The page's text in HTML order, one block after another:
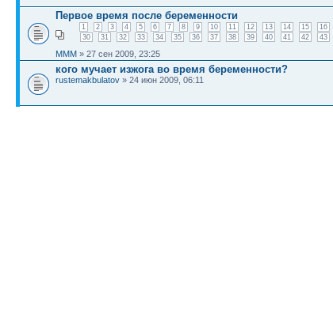
Первое время после беременности
1 2 3 4 5 6 7 8 9 10 11 12 13 14 15 16
30
31 32 33 34 35 36 37 38 39 40 41 42 43
MMM » 27 сен 2009, 23:25
кого мучает изжога во время беременности?
rustemakbulatov » 24 июн 2009, 06:11